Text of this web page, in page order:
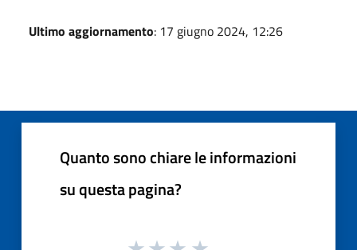
Ultimo aggiornamento: 17 giugno 2024, 12:26
Quanto sono chiare le informazioni
su questa pagina?